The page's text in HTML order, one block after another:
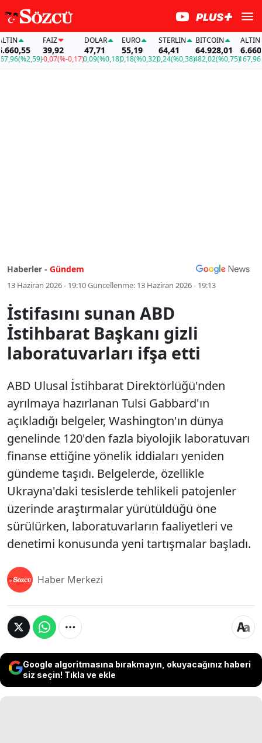
(%2,59)
FAİZ
39,92
-0,07(%-0,17)
DOLAR
47,71
0,09(%0,18)
EURO
55,19
0,18(%0,32)
STERLIN
64,41
0,24(%0,38)
BITCOIN
64.928,01
482,02(%0,75)
ALTIN
6.660,55
167,96
Haberler - Gündem
13 Haziran 2026 - 19:10Güncellenme: 13 Haziran 2026 - 19:13
İstifasını sunan ABD
İstihbarat Başkanı gizli
laboratuvarları ifşa etti
ABD Ulusal İstihbarat Direktörlüğü'nden
ayrılmaya hazırlanan Tulsi Gabbard'ın
açıkladığı belgeler, Washington'ın dünya
genelinde 120'den fazla biyolojik laboratuvarı
finanse ettiğine yönelik iddiaları yeniden
gündeme taşıdı. Belgelerde, özellikle
Ukrayna'daki tesislerde tehlikeli patojenler
üzerinde araştırmalar yürütüldüğü öne
sürülürken, laboratuvarların faaliyetleri ve
denetimi konusunda yeni tartışmalar başladı.
Haber Merkezi
Google algoritmasına bırakmayın, okuyacağınız haberi
siz seçin! Tıkla ve ekle